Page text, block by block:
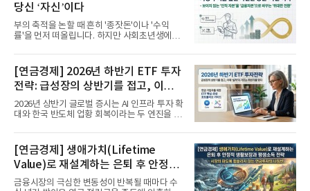
당신 ‘자신’이다
부의 축적을 논할 때 흔히 '종잣돈'이나 '수익
률'을 먼저 떠올립니다. 하지만 사회초년생에게
[연금경제] 2026년 하반기 ETF 투자
전략: 급성장의 상반기를 접고, 이제
'실적'이 가르는 하반기를 맞다
2026년 상반기 글로벌 증시는 AI 인프라 투자 확
대와 한국 반도체 업황 회복이라는 두 엔진을 달
[연금경제] 생애가치(Lifetime
Value)로 재설계하는 은퇴 후 안정적
생활보장과 평생소득 전략
금융시장의 극심한 변동성이 반복될 때마다 수